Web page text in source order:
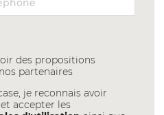
des propositions
partenaires
je reconnais avoir
accepter les